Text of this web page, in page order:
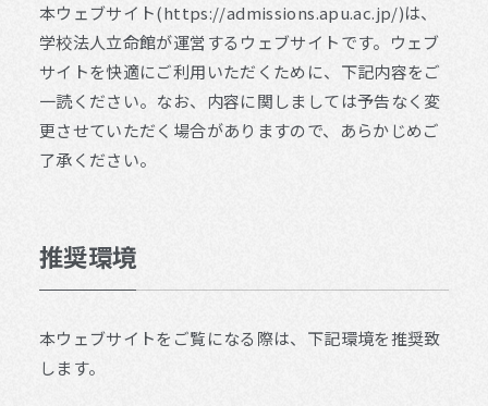
本ウェブサイト(https://admissions.apu.ac.jp/)は、
学校法人立命館が運営するウェブサイトです。ウェブ
サイトを快適にご利用いただくために、下記内容をご
一読ください。なお、内容に関しましては予告なく変
更させていただく場合がありますので、あらかじめご
了承ください。
推奨環境
本ウェブサイトをご覧になる際は、下記環境を推奨致
します。